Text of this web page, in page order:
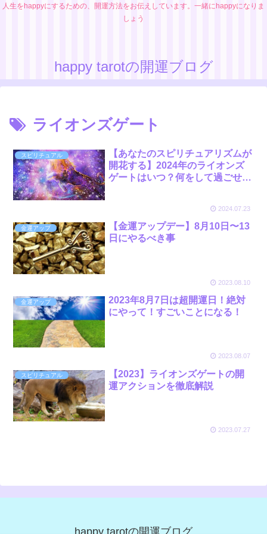
人生をhappyにするための、開運方法をお伝えしています。一緒にhappyになりま
しょう
happy tarotの開運ブログ
ライオンズゲート
スピリチュアル
【あなたのスピリチュアリズムが
開花する】2024年のライオンズ
ゲートはいつ？何をして過ごせば
2024.07.23
金運アップ
【金運アップデー】8月10日〜13
日にやるべき事
2023.08.10
金運アップ
2023年8月7日は超開運日！絶対
にやって！すごいことになる！
2023.08.07
スピリチュアル
【2023】ライオンズゲートの開
運アクションを徹底解説
2023.07.27